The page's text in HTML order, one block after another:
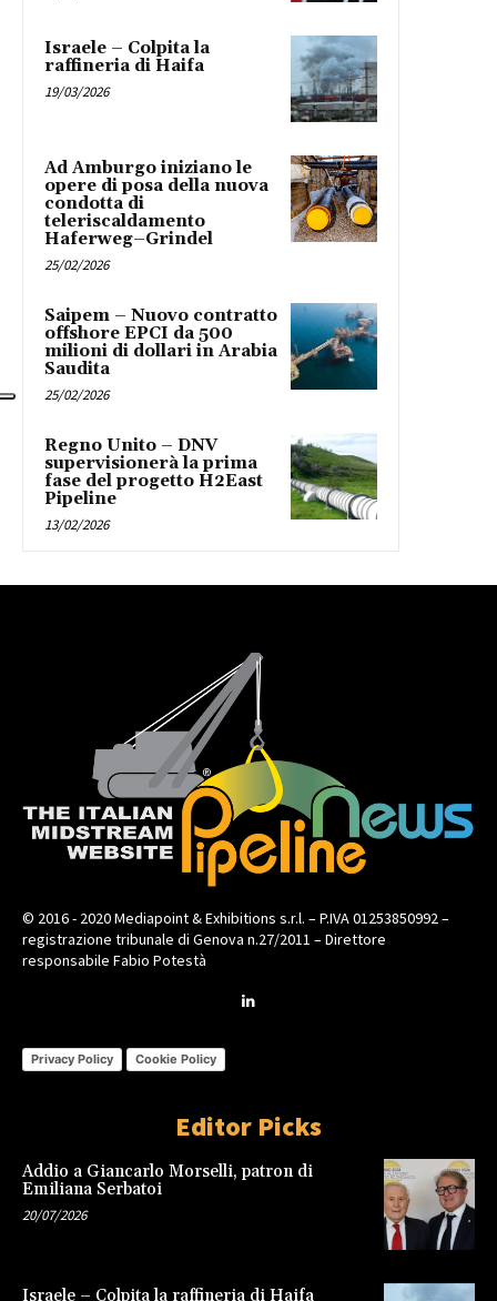
Israele – Colpita la
raffineria di Haifa
19/03/2026
Ad Amburgo iniziano le
opere di posa della nuova
condotta di
teleriscaldamento
Haferweg–Grindel
25/02/2026
Saipem – Nuovo contratto
offshore EPCI da 500
milioni di dollari in Arabia
Saudita
25/02/2026
Regno Unito – DNV
supervisionerà la prima
fase del progetto H2East
Pipeline
13/02/2026
© 2016 - 2020 Mediapoint & Exhibitions s.r.l. – P.IVA 01253850992 –
registrazione tribunale di Genova n.27/2011 – Direttore
responsabile Fabio Potestà
Privacy Policy Cookie Policy
Editor Picks
Addio a Giancarlo Morselli, patron di
Emiliana Serbatoi
20/07/2026
Israele – Colpita la raffineria di Haifa